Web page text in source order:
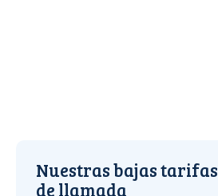
Nuestras bajas tarifas
de llamada